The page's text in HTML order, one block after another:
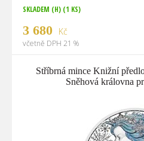
SKLADEM (H) (1 KS)
3 680 Kč
včetně DPH 21 %
Stříbrná mince Knižní
Sněhová královna